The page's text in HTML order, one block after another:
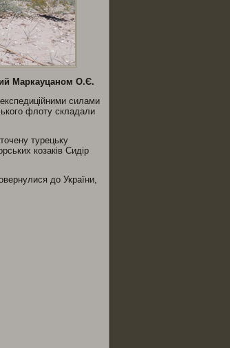
Маркауцаном О.Є.
силами
флоту складали
турецьку
козаків Сидір
до України,